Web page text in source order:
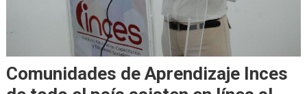
Comunidades de Aprendizaje Inces